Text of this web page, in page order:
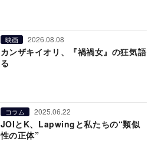
映画 2026.08.08
カンザキイオリ、『禍禍女』の狂気語
る
コラム 2025.06.22
JOIとK、Lapwingと私たちの“類似
性の正体”